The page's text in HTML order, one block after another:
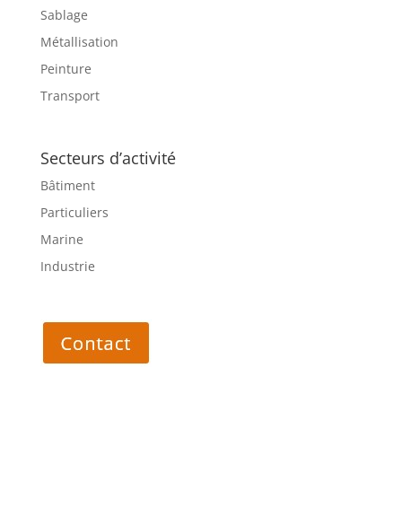
Sablage
Métallisation
Peinture
Transport
Secteurs d’activité
Bâtiment
Particuliers
Marine
Industrie